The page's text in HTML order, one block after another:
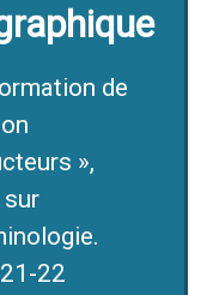
de
»,
22